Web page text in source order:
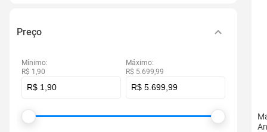
Preço
Mínimo:
R$ 1,90
Máximo:
R$ 5.699,99